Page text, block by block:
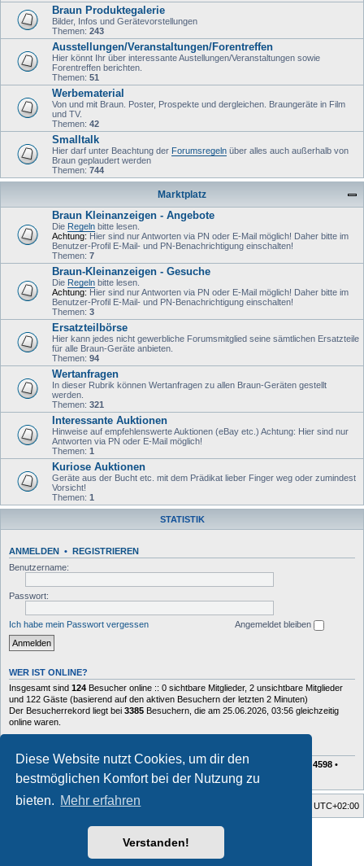
Diese Website nutzt Cookies, um dir den
bestmöglichen Komfort bei der Nutzung zu
bieten. Mehr erfahren
Verstanden!
Braun Produktegalerie
Bilder, Infos und Gerätevorstellungen
Themen: 243
Ausstellungen/Veranstaltungen/Forentreffen
Hier könnt Ihr über interessante Austellungen/Veranstaltungen sowie
Forentreffen berichten.
Themen: 51
Werbematerial
Von und mit Braun. Poster, Prospekte und dergleichen. Braungeräte in Film
und TV.
Themen: 42
Smalltalk
Hier darf unter Beachtung der Forumsregeln über alles auch außerhalb von
Braun geplaudert werden
Themen: 744
Marktplatz
Braun Kleinanzeigen - Angebote
Die Regeln bitte lesen.
Achtung: Hier sind nur Antworten via PN oder E-Mail möglich! Daher bitte im
Benutzer-Profil E-Mail- und PN-Benachrichtigung einschalten!
Themen: 7
Braun-Kleinanzeigen - Gesuche
Die Regeln bitte lesen.
Achtung: Hier sind nur Antworten via PN oder E-Mail möglich! Daher bitte im
Benutzer-Profil E-Mail- und PN-Benachrichtigung einschalten!
Themen: 3
Ersatzteilbörse
Hier kann jedes nicht gewerbliche Forumsmitglied seine sämtlichen Ersatzteile
für alle Braun-Geräte anbieten.
Themen: 94
Wertanfragen
In dieser Rubrik können Wertanfragen zu allen Braun-Geräten gestellt
werden.
Themen: 321
Interessante Auktionen
Hinweise auf empfehlenswerte Auktionen (eBay etc.) Achtung: Hier sind nur
Antworten via PN oder E-Mail möglich!
Themen: 1
Kuriose Auktionen
Geräte aus der Bucht etc. mit dem Prädikat lieber Finger weg oder zumindest
Vorsicht!
Themen: 1
STATISTIK
ANMELDEN • REGISTRIEREN
Benutzername:
Passwort:
Ich habe mein Passwort vergessen Angemeldet bleiben
WER IST ONLINE?
Insgesamt sind 124 Besucher online :: 0 sichtbare Mitglieder, 2 unsichtbare Mitglieder
und 122 Gäste (basierend auf den aktiven Besuchern der letzten 2 Minuten)
Der Besucherrekord liegt bei 3385 Besuchern, die am 25.06.2026, 03:56 gleichzeitig
online waren.
Beiträge insgesamt72629• Themen insgesamt10408• Mitglieder insgesamt 4598 •
Unser neuestes Mitglied:Charlie
Foren-Übersicht UTC+02:00
forum tricolor tv
Powered byphpBB® Forum Software © phpBB Limited
phpBB.de